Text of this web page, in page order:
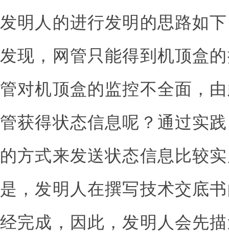
发明人的进行发明的思路如
发现，网管只能得到机顶盒
管对机顶盒的监控不全面，
管获得状态信息呢？通过实
的方式来发送状态信息比较
是，发明人在撰写技术交底
经完成，因此，发明人会先